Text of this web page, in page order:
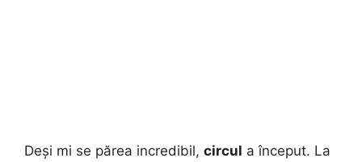
Deși mi se părea incredibil, circul a început. La